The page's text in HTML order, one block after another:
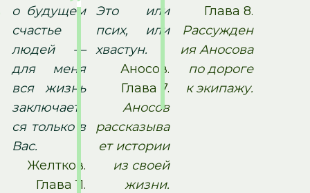
о будущем
счастье
людей —
для меня
вся жизнь
заключает
ся только в
Вас.
Желтков.
Глава 11.
Это или
псих, или
хвастун.
Аносов.
Глава 7.
Аносов
рассказыва
ет истории
из своей
жизни.
Глава 8.
Рассужден
ия Аносова
по дороге
к экипажу.